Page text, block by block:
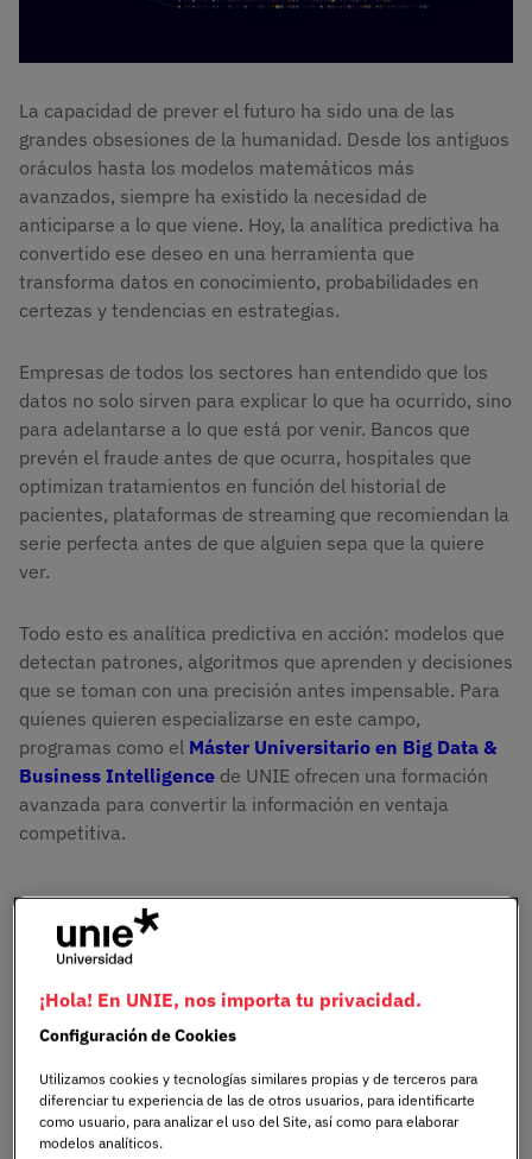
La capacidad de prever el futuro ha sido una de las
grandes obsesiones de la humanidad. Desde los antiguos
oráculos hasta los modelos matemáticos más
avanzados, siempre ha existido la necesidad de
anticiparse a lo que viene. Hoy, la analítica predictiva ha
convertido ese deseo en una herramienta que
transforma datos en conocimiento, probabilidades en
certezas y tendencias en estrategias.
Empresas de todos los sectores han entendido que los
datos no solo sirven para explicar lo que ha ocurrido, sino
para adelantarse a lo que está por venir. Bancos que
prevén el fraude antes de que ocurra, hospitales que
optimizan tratamientos en función del historial de
pacientes, plataformas de streaming que recomiendan la
serie perfecta antes de que alguien sepa que la quiere
ver.
Todo esto es analítica predictiva en acción: modelos que
detectan patrones, algoritmos que aprenden y decisiones
que se toman con una precisión antes impensable. Para
quienes quieren especializarse en este campo,
programas como el Máster Universitario en Big Data &
Business Intelligence de UNIE ofrecen una formación
avanzada para convertir la información en ventaja
competitiva.
Definición de analítica
predictiva
Laanalítica predictivaes una disciplina que, mediante
técnicas de aprendizaje automático, busca anticipar
eventos futuros. Su propósito es transformar datos en
información valiosa que facilite la toma de decisiones
¡Hola! En UNIE, nos importa tu privacidad.
Configuración de Cookies
Utilizamos cookies y tecnologías similares propias y de terceros para
diferenciar tu experiencia de las de otros usuarios, para identificarte
como usuario, para analizar el uso del Site, así como para elaborar
modelos analíticos.